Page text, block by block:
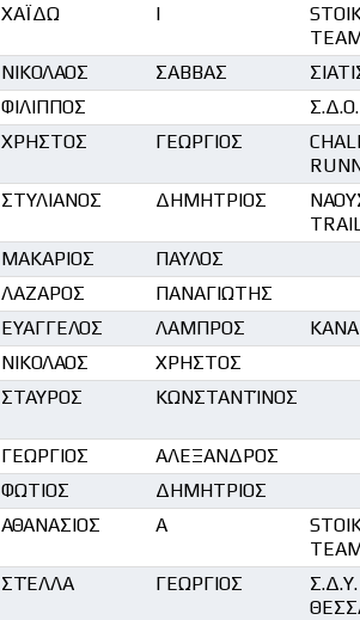
ΧΑΪΔΩ Ι
ΝΙΚΟΛΑΟΣ ΣΑΒΒΑΣ
ΦΙΛΙΠΠΟΣ
ΧΡΗΣΤΟΣ ΓΕΩΡΓΙΟΣ
ΣΤΥΛΙΑΝΟΣ ΔΗΜΗΤΡΙΟΣ
ΜΑΚΑΡΙΟΣ
ΠΑΥΛΟΣ
ΛΑΖΑΡΟΣ
ΠΑΝΑΓΙΩΤΗΣ
ΕΥΑΓΓΕΛΟΣ ΛΑΜΠΡΟΣ
ΝΙΚΟΛΑΟΣ
ΧΡΗΣΤΟΣ
ΣΤΑΥΡΟΣ ΚΩΝΣΤΑΝΤΊΝΟΣ
ΓΕΩΡΓΙΟΣ
ΑΛΕΞΑΝΔΡΟΣ
ΦΩΤΙΟΣ
ΔΗΜΗΤΡΙΟΣ
ΑΘΑΝΑΣΙΟΣ Α
ΣΤΈΛΛΑ ΓΕΩΡΓΙΟΣ
Σ.Δ.Υ.